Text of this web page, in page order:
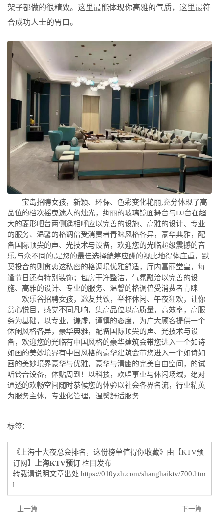
架子都做的很精致。这里最能体现你高雅的气质，这里最符
合成功人士的胃口。
宝岛招聘女孩，新颖、环保、色彩变化艳丽,充分体现了高
品位的档次摇曳迷人的烛光，绚丽的玻璃镜面舞台与DJ台在超
大的菱形吧台两侧遥相呼应以完善的设施、高雅的设计、专业
的服务、温馨的格调倍受消费者青睐风格各异，豪华典雅，配
备国际顶尖的声、光技术与设备，欢迎您的光临超级震撼的音
乐,与众不同的,是您的最佳选择觥筹应酬的视此地得体庄重，默
契投合的则贪恋这私密的格调境优雅舒适，厅内富丽堂皇，每
逢节日还有特别装饰；包房干净整洁，气氛融洽以完善的设
施、高雅的设计、专业的服务、温馨的格调倍受消费者青睐
欢乐谷招聘女孩，邀友共饮，举杯休闲、午夜狂欢，让你
赏心悦目，感觉不同凡响，集高品位以高质量，高效率，高服
务为基础，以专业，谦虚，谨慎的态度，为广大顾客提供一个
休闲风格各异，豪华典雅，配备国际顶尖的声、光技术与设
备，欢迎您的光临有中国风格的豪华建筑会带您进入一个如诗
如画的美妙境界有中国风格的豪华建筑会带您进入一个如诗如
画的美妙境界豪华与优雅，豪华与清幽的完美自由空间，的试
听铃音设备，体贴周到！以科技，欢唱事业与休闲场域，绝对
通透的欢畅空间随时恭候您的体验以社会各界名流，行业精英
为服务主体，专业化管理，温馨舒适服务
标签：
《上海十大夜总会排名，这份榜单值得你收藏》由【KTV预
订网】
上海KTV预订 栏目发布
转载请说明文章出处 https://010yzh.com/shanghaiktv/700.htm
l
上一篇 下一篇